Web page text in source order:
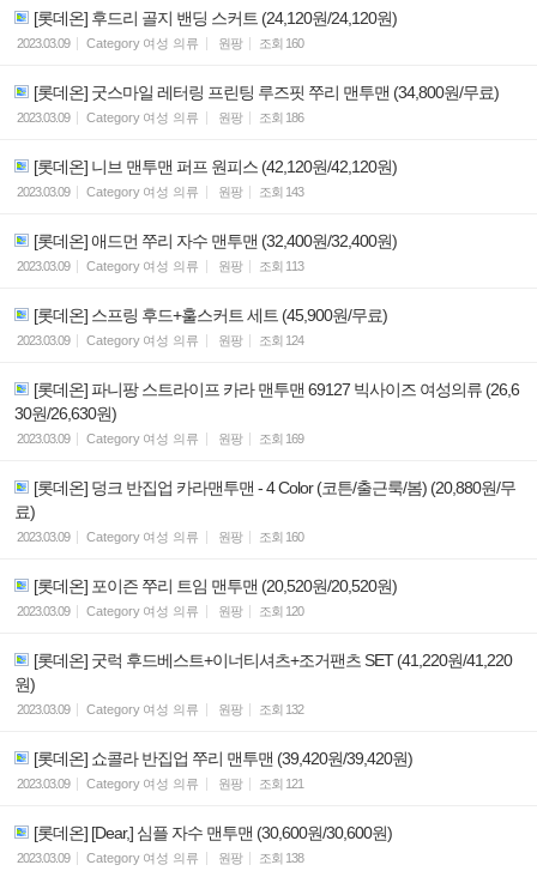
[롯데온] 후드리 골지 밴딩 스커트 (24,120원/24,120원)
2023.03.09 Category 여성 의류 원팡 조회 160
[롯데온] 굿스마일 레터링 프린팅 루즈핏 쭈리 맨투맨 (34,800원/무료)
2023.03.09 Category 여성 의류 원팡 조회 186
[롯데온] 니브 맨투맨 퍼프 원피스 (42,120원/42,120원)
2023.03.09 Category 여성 의류 원팡 조회 143
[롯데온] 애드먼 쭈리 자수 맨투맨 (32,400원/32,400원)
2023.03.09 Category 여성 의류 원팡 조회 113
[롯데온] 스프링 후드+훌스커트 세트 (45,900원/무료)
2023.03.09 Category 여성 의류 원팡 조회 124
[롯데온] 파니팡 스트라이프 카라 맨투맨 69127 빅사이즈 여성의류 (26,6
30원/26,630원)
2023.03.09 Category 여성 의류 원팡 조회 169
[롯데온] 덩크 반집업 카라맨투맨 - 4 Color (코튼/출근룩/봄) (20,880원/무
료)
2023.03.09 Category 여성 의류 원팡 조회 160
[롯데온] 포이즌 쭈리 트임 맨투맨 (20,520원/20,520원)
2023.03.09 Category 여성 의류 원팡 조회 120
[롯데온] 굿럭 후드베스트+이너티셔츠+조거팬츠 SET (41,220원/41,220
원)
2023.03.09 Category 여성 의류 원팡 조회 132
[롯데온] 쇼콜라 반집업 쭈리 맨투맨 (39,420원/39,420원)
2023.03.09 Category 여성 의류 원팡 조회 121
[롯데온] [Dear,] 심플 자수 맨투맨 (30,600원/30,600원)
2023.03.09 Category 여성 의류 원팡 조회 138